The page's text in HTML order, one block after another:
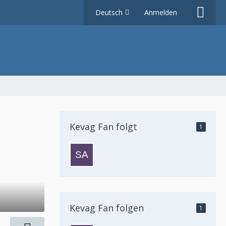
Deutsch Anmelden
Kevag Fan folgt 1
Kevag Fan folgen 1